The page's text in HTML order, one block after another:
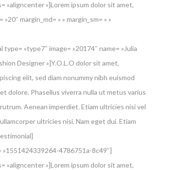
»aligncenter »]Lorem ipsum dolor sit amet,
margin_md= » » margin_sm= » »
»type7″ image= »20174″ name= »Julia
Designer »]Y.O.L.O dolor sit amet,
elit, sed diam nonummy nibh euismod
dolore. Phasellus viverra nulla ut metus varius
Aenean imperdiet. Etiam ultricies nisi vel
ultricies nisi. Nam eget dui. Etiam
»1551424339264-4786751a-8c49″]
»aligncenter »]Lorem ipsum dolor sit amet,